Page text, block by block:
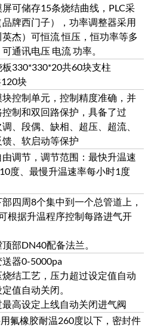
四周8个集中到一个总管道上，
根据升温程序控制每路进气开
部DN40配备法兰。
器0-5000pa
结工艺，压力超过设定值自动
值自动关闭。
高设定上线自动关闭进气阀
氟橡胶耐温260度以下，密封件
经抛光、打磨、酸洗、磷化、
烘烤等制作而成，外观新颖美
化、耐酸碱、耐腐蚀、耐高
优点
电动移除炉体，可实现一键启
底部垂直升降；装料台与炉口
阶软密封，台阶上布置有弹性高
效的吸收炉口与装料台耐火材
纯氧化铝聚轻材料与高纯氧化
制作而成，既保证了保温性能
性能。